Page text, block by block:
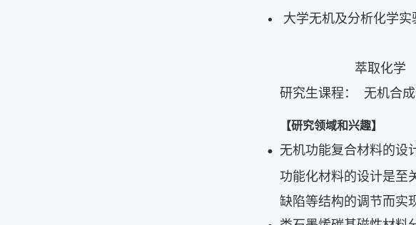
大学无机及分析化学实
萃取化学
研究生课程： 无机合
【研究领域和兴趣】
无机功能复合材料的设
功能化材料的设计是至
缺陷等结构的调节而实